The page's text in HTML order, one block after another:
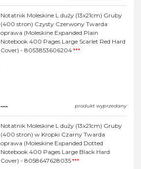
Notatnik Moleskine L duży (13x21cm) Gruby
(400 stron) Czysty Czerwony Twarda
oprawa (Moleskine Expanded Plain
Notebook 400 Pages Large Scarlet Red Hard
Cover) - 8053853606204***
--- produkt wyprzedany
Notatnik Moleskine L duży (13x21cm) Gruby
(400 stron) w Kropki Czarny Twarda
oprawa (Moleskine Expanded Dotted
Notebook 400 Pages Large Black Hard
Cover) - 8058647628035***